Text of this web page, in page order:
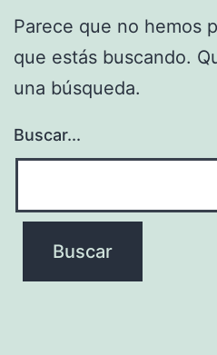
Parece que no hemos
que estás buscando.
una búsqueda.
Buscar...